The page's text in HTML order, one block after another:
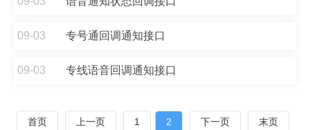
09-03 专号通回调通知接口
09-03 专线语音回调通知接口
首页 上一页 1 2 下一页 末页